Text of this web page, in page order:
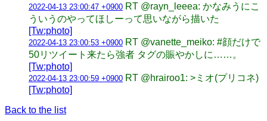
2022-04-13 23:00:47 +0900 RT @rayn_leeea: かなみうにこ
ういうのやってほしーって思いながら描いた
[Tw:photo]
2022-04-13 23:00:53 +0900 RT @vanette_meiko: #顔だけで
50リツイート来たら強者 タグの賑やかしに……。
[Tw:photo]
2022-04-13 23:00:59 +0900 RT @hrairoo1: >ミオ(プリコネ)
[Tw:photo]
Back to the list